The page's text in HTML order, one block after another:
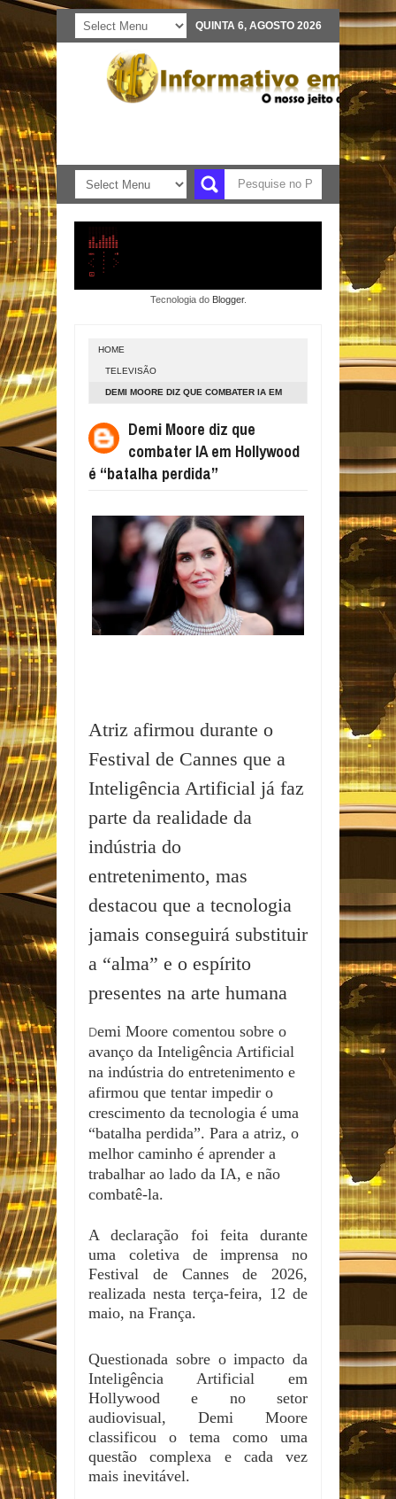
QUINTA 6, AGOSTO 2026
Tecnologia do Blogger.
HOME
TELEVISÃO
DEMI MOORE DIZ QUE COMBATER IA EM
Demi Moore diz que
combater IA em Hollywood
é “batalha perdida”
Atriz afirmou durante o
Festival de Cannes que a
Inteligência Artificial já faz
parte da realidade da
indústria do
entretenimento, mas
destacou que a tecnologia
jamais conseguirá substituir
a “alma” e o espírito
presentes na arte humana
Demi Moore comentou sobre o
avanço da Inteligência Artificial
na indústria do entretenimento e
afirmou que tentar impedir o
crescimento da tecnologia é uma
“batalha perdida”. Para a atriz, o
melhor caminho é aprender a
trabalhar ao lado da IA, e não
combatê-la.
A declaração foi feita durante
uma coletiva de imprensa no
Festival de Cannes de 2026,
realizada nesta terça-feira, 12 de
maio, na França.
Questionada sobre o impacto da
Inteligência Artificial em
Hollywood e no setor
audiovisual, Demi Moore
classificou o tema como uma
questão complexa e cada vez
mais inevitável.